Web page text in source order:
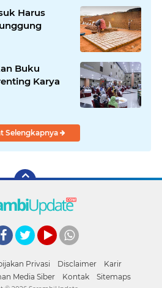
Harus
Buku
Karya
Selengkapnya
Privasi Disclaimer
Karir
Media Siber Kontak Sitemaps